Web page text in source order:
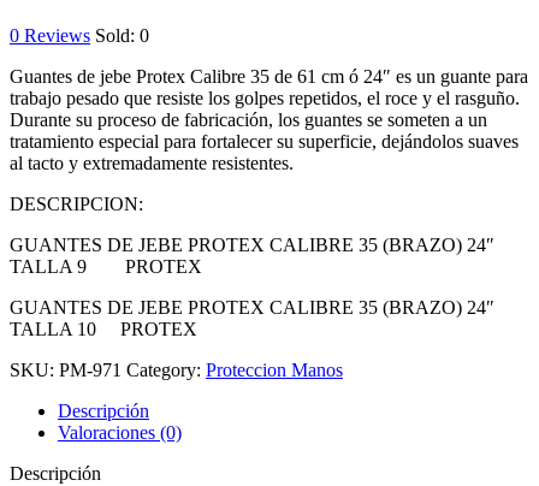
0 Reviews Sold: 0
Guantes de jebe Protex Calibre 35 de 61 cm ó 24″ es un guante para
trabajo pesado que resiste los golpes repetidos, el roce y el rasguño.
Durante su proceso de fabricación, los guantes se someten a un
tratamiento especial para fortalecer su superficie, dejándolos suaves
al tacto y extremadamente resistentes.
DESCRIPCION:
GUANTES DE JEBE PROTEX CALIBRE 35 (BRAZO) 24″
TALLA 9 PROTEX
GUANTES DE JEBE PROTEX CALIBRE 35 (BRAZO) 24″
TALLA 10 PROTEX
SKU: PM-971 Category: Proteccion Manos
Descripción
Valoraciones (0)
Descripción